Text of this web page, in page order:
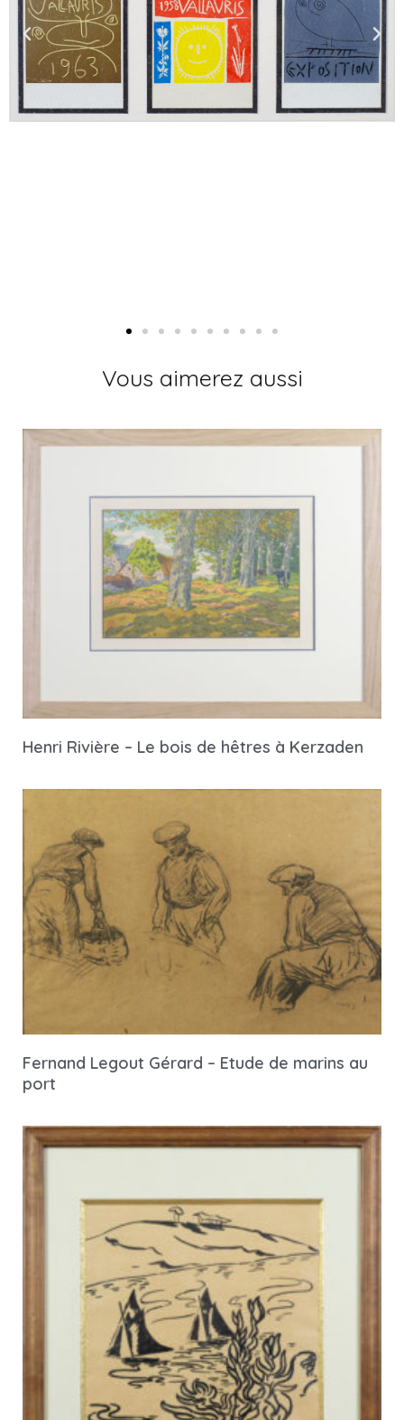
Vous aimerez aussi
Henri Rivière – Le bois de hêtres à Kerzaden
Fernand Legout Gérard – Etude de marins au
port